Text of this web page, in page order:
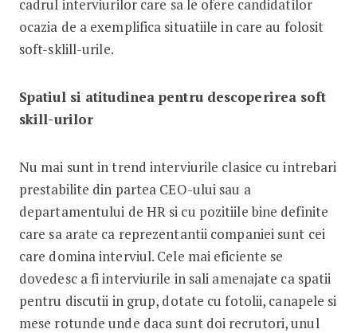
cadrul interviurilor care sa le ofere candidatilor
ocazia de a exemplifica situatiile in care au folosit
soft-sklill-urile.
Spatiul si atitudinea pentru descoperirea soft
skill-urilor
Nu mai sunt in trend interviurile clasice cu intrebari
prestabilite din partea CEO-ului sau a
departamentului de HR si cu pozitiile bine definite
care sa arate ca reprezentantii companiei sunt cei
care domina interviul. Cele mai eficiente se
dovedesc a fi interviurile in sali amenajate ca spatii
pentru discutii in grup, dotate cu fotolii, canapele si
mese rotunde unde daca sunt doi recrutori, unul